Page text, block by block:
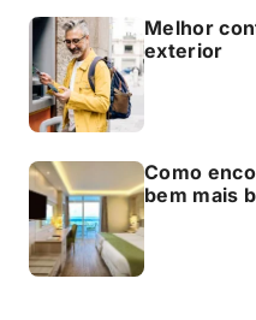
Melhor
exterior
Como
bem mais